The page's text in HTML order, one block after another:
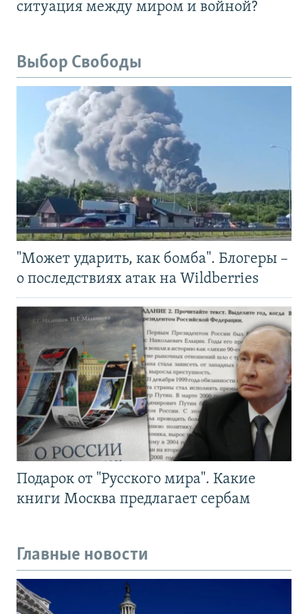
ситуация между миром и войной?
Выбор Свободы
"Может ударить, как бомба". Блогеры –
о последствиях атак на Wildberries
Подарок от "Русского мира". Какие
книги Москва предлагает сербам
Главные новости